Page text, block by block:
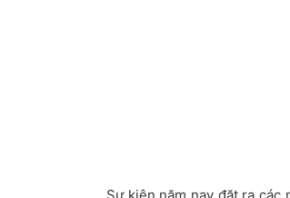
Sự kiện năm nay đặt ra